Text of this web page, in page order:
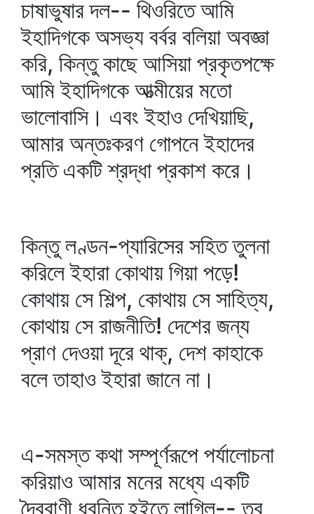
চাষাভুষার দল-- থিওরিতে আমি
ইহাদিগকে অসভ্য বর্বর বলিয়া অবজ্ঞা
করি, কিন্তু কাছে আসিয়া প্রকৃতপক্ষে
আমি ইহাদিগকে আত্মীয়ের মতো
ভালোবাসি। এবং ইহাও দেখিয়াছি,
আমার অন্তঃকরণ গোপনে ইহাদের
প্রতি একটি শ্রদ্ধা প্রকাশ করে।
কিন্তু লণ্ডন-প্যারিসের সহিত তুলনা
করিলে ইহারা কোথায় গিয়া পড়ে!
কোথায় সে শিল্প, কোথায় সে সাহিত্য,
কোথায় সে রাজনীতি! দেশের জন্য
প্রাণ দেওয়া দূরে থাক্‌, দেশ কাহাকে
বলে তাহাও ইহারা জানে না।
এ-সমস্ত কথা সম্পূর্ণরূপে পর্যালোচনা
করিয়াও আমার মনের মধ্যে একটি
দৈববাণী ধ্বনিত হইতে লাগিল-- তবু